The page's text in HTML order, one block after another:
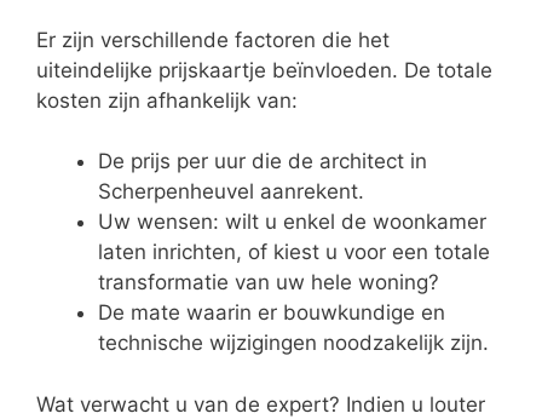
Er zijn verschillende factoren die het
uiteindelijke prijskaartje beïnvloeden. De totale
kosten zijn afhankelijk van:
De prijs per uur die de architect in
Scherpenheuvel aanrekent.
Uw wensen: wilt u enkel de woonkamer
laten inrichten, of kiest u voor een totale
transformatie van uw hele woning?
De mate waarin er bouwkundige en
technische wijzigingen noodzakelijk zijn.
Wat verwacht u van de expert? Indien u louter